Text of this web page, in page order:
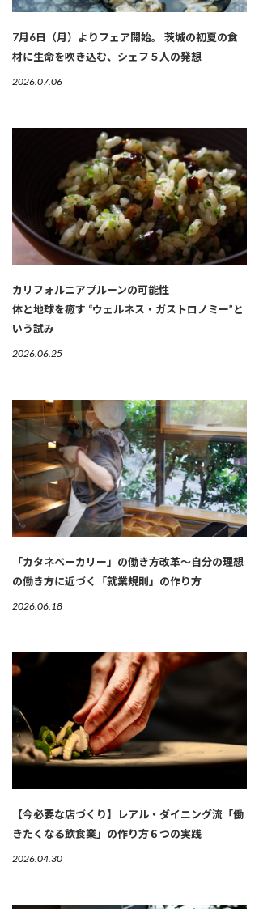
7月6日（月）よりフェア開始。 茨城の初夏の食
材に生命を吹き込む、シェフ５人の発想
2026.07.06
カリフォルニアプルーンの可能性
体と地球を癒す “ウェルネス・ガストロノミー”と
いう試み
2026.06.25
「カタネベーカリー」の働き方改革～自分の理想
の働き方に近づく「就業規則」の作り方
2026.06.18
【今必要な店づくり】レアル・ダイニング流「働
きたくなる飲食業」の作り方６つの実践
2026.04.30